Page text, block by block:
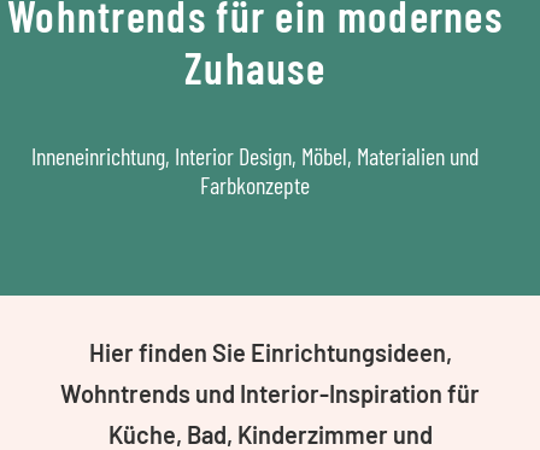
Wohntrends für ein modernes
Zuhause
Inneneinrichtung, Interior Design, Möbel, Materialien und
Farbkonzepte
Hier finden Sie Einrichtungsideen,
Wohntrends und Interior-Inspiration für
Küche, Bad, Kinderzimmer und